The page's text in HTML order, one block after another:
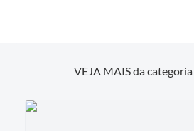
VEJA MAIS da categoria